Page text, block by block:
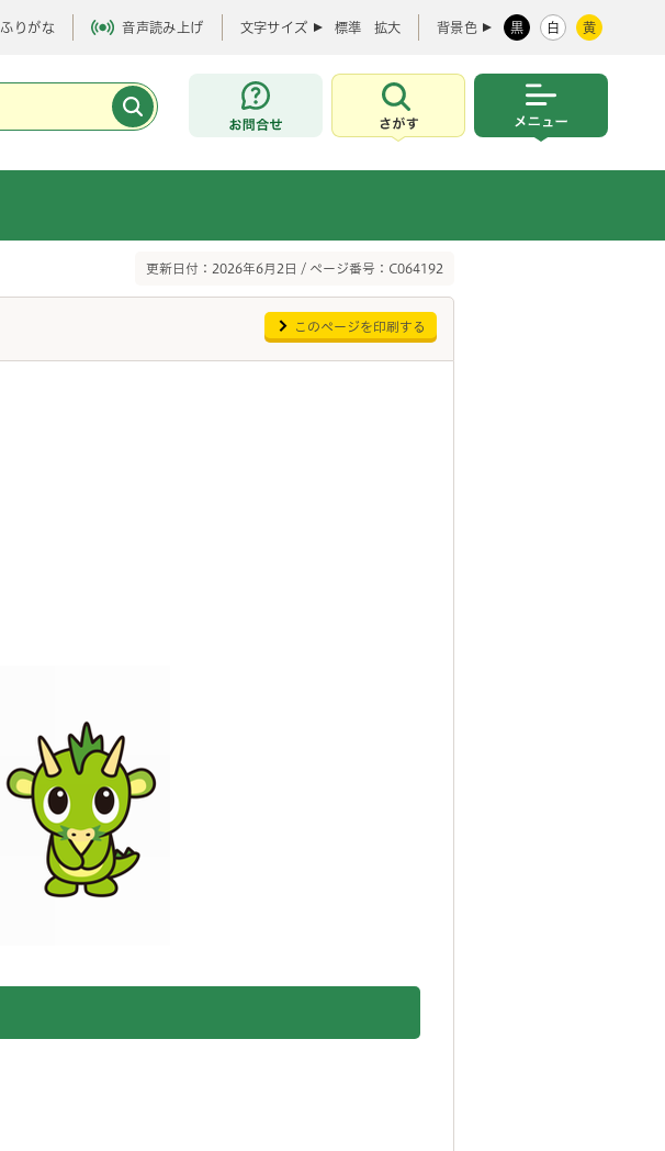
ふりがな 音声読み上げ 文字サイズ 標準 拡大 背景色 黒 白 黄
お問合せ
さがす
更新日付：2026年6月2日 / ページ番号：C064192
このページを印刷する